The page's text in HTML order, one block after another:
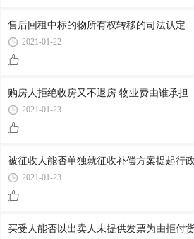
售后回租中标的物所有权转移的司法认定
2021-01-22
购房人拒绝收房又不退房 物业费由谁承担
2021-01-23
被征收人能否单独就征收补偿方案提起行
2021-01-23
买受人能否以出卖人未提供发票为由拒付